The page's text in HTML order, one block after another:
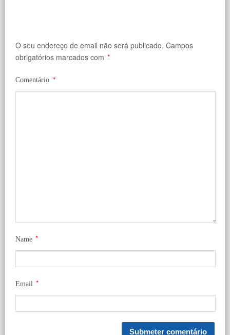
O seu endereço de email não será publicado. Campos
obrigatórios marcados com *
Comentário *
Name *
Email *